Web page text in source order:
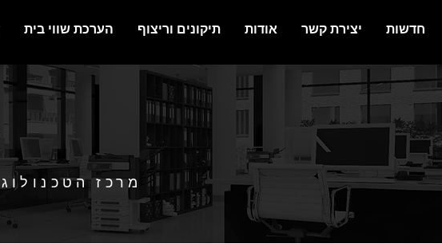
הערכת שווי בית תיקונים וריצוף אודות יצירת קשר חדשות
מרכז